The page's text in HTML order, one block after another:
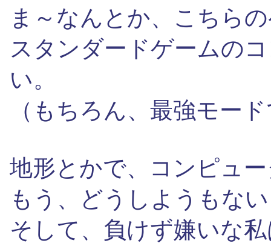
ま～なんとか、こちら
スタンダードゲームの
い。
（もちろん、最強モー
地形とかで、コンピュ
もう、どうしようもな
そして、負けず嫌いな